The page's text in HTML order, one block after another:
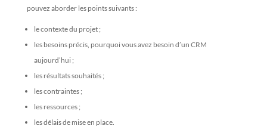
pouvez aborder les points suivants :
le contexte du projet ;
les besoins précis, pourquoi vous avez besoin d’un CRM
aujourd’hui ;
les résultats souhaités ;
les contraintes ;
les ressources ;
les délais de mise en place.